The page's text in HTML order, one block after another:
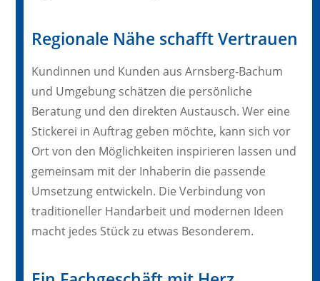
Regionale Nähe schafft Vertrauen
Kundinnen und Kunden aus Arnsberg-Bachum
und Umgebung schätzen die persönliche
Beratung und den direkten Austausch. Wer eine
Stickerei in Auftrag geben möchte, kann sich vor
Ort von den Möglichkeiten inspirieren lassen und
gemeinsam mit der Inhaberin die passende
Umsetzung entwickeln. Die Verbindung von
traditioneller Handarbeit und modernen Ideen
macht jedes Stück zu etwas Besonderem.